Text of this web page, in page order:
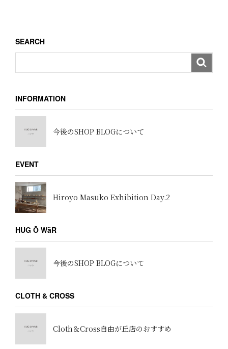
ン
SEARCH
INFORMATION
今後のSHOP BLOGについて
EVENT
Hiroyo Masuko Exhibition Day.2
HUG Ō WäR
今後のSHOP BLOGについて
CLOTH & CROSS
Cloth＆Cross自由が丘店のおすすめ